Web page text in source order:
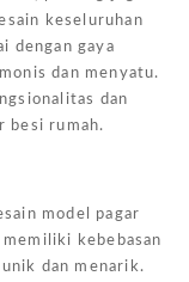
keseluruhan
dengan gaya
dan menyatu.
dan
besi rumah.
model pagar
kebebasan
dan menarik.